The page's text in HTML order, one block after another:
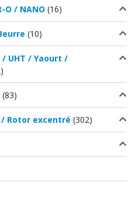
O / NANO (16)
(10)
UHT / Yaourt /
(83)
Rotor excentré (302)